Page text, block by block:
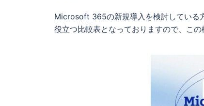
Microsoft 365の新規導入を検討している
役立つ比較表となっておりますので、この